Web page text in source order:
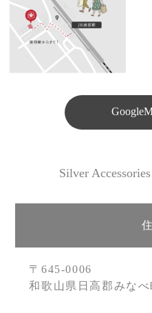
Silver
〒645-0006
和歌山県日高郡みなべ